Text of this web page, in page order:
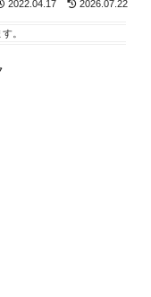
2022.04.17 2026.07.22
。